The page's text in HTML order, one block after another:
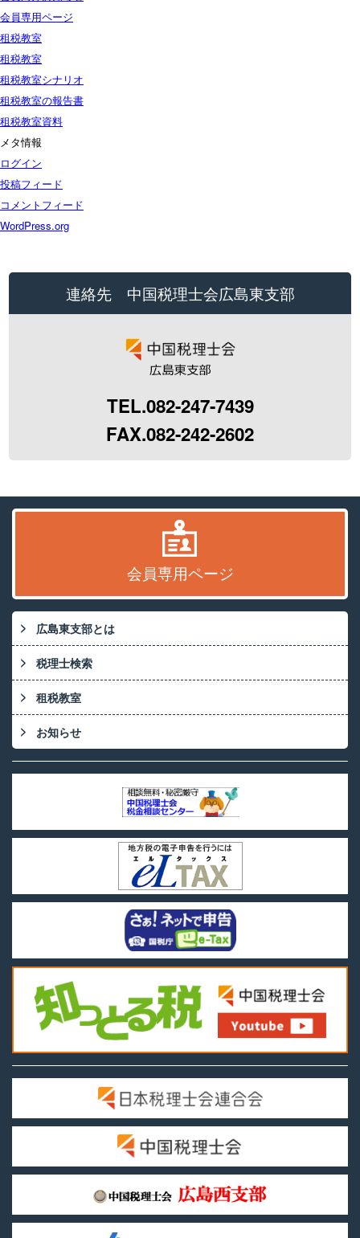
会員専用ページ
租税教室
租税教室
租税教室シナリオ
租税教室の報告書
租税教室資料
メタ情報
ログイン
投稿フィード
コメントフィード
WordPress.org
連絡先 中国税理士会広島東支部
TEL.082-247-7439
FAX.082-242-2602
会員専用ページ
広島東支部とは
税理士検索
租税教室
お知らせ